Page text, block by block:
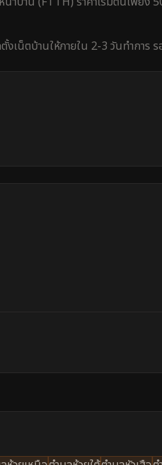
เน็ตบ้านให้ภายใน 2-3 วันทำการ ร